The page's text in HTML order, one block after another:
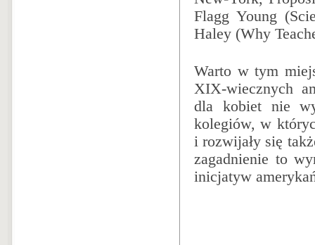
Flagg Young
Haley (Why
Warto w tym
XIX-wiecznych
dla kobiet nie
kolegiów, w
i rozwijały się
zagadnienie to
inicjatyw